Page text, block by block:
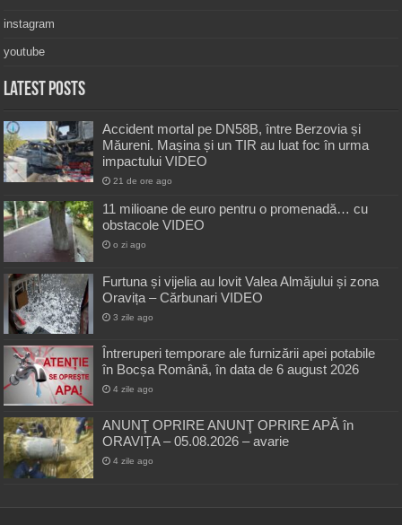
instagram
youtube
Latest Posts
Accident mortal pe DN58B, între Berzovia și
Măureni. Mașina și un TIR au luat foc în urma
impactului VIDEO
21 de ore ago
11 milioane de euro pentru o promenadă… cu
obstacole VIDEO
o zi ago
Furtuna și vijelia au lovit Valea Almăjului și zona
Oravița – Cărbunari VIDEO
3 zile ago
Întreruperi temporare ale furnizării apei potabile
în Bocșa Română, în data de 6 august 2026
4 zile ago
ANUNŢ OPRIRE ANUNŢ OPRIRE APĂ în
ORAVIȚA – 05.08.2026 – avarie
4 zile ago